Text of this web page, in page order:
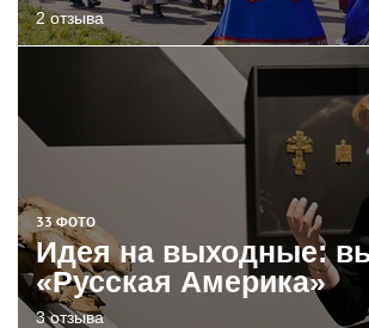
2 отзыва
33 ФОТО
Идея на выходные:
«Русская Америка»
3 отзыва